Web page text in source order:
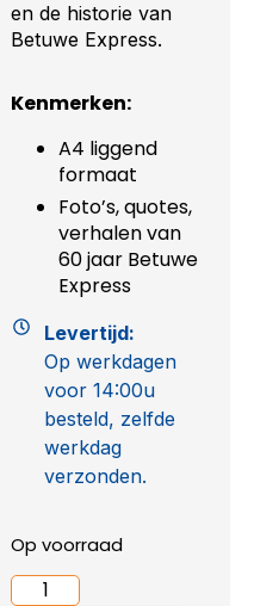
en de historie van
Betuwe Express.
Kenmerken:
A4 liggend
formaat
Foto’s, quotes,
verhalen van
60 jaar Betuwe
Express
Levertijd:
Op werkdagen
voor 14:00u
besteld, zelfde
werkdag
verzonden.
Op voorraad